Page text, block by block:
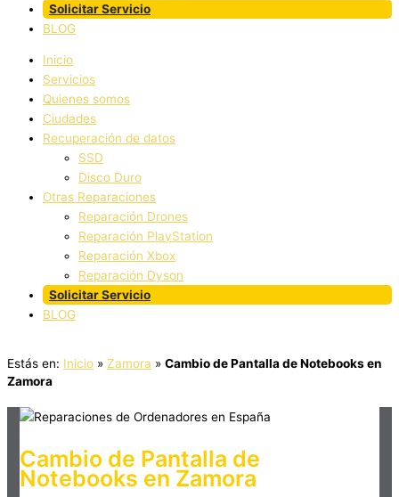
Solicitar Servicio
BLOG
Inicio
Servicios
Quienes somos
Ciudades
Recuperación de datos
SSD
Disco Duro
Otras Reparaciones
Reparación Drones
Reparación PlayStation
Reparación Xbox
Reparación Dyson
Solicitar Servicio
BLOG
Estás en: Inicio » Zamora » Cambio de Pantalla de Notebooks en
Zamora
Cambio de Pantalla de
Notebooks en Zamora